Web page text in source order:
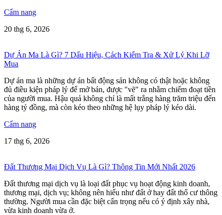
Cẩm nang
20 thg 6, 2026
Dự Án Ma Là Gì? 7 Dấu Hiệu, Cách Kiểm Tra & Xử Lý Khi Lỡ
Mua
Dự án ma là những dự án bất động sản không có thật hoặc không
đủ điều kiện pháp lý để mở bán, được "vẽ" ra nhằm chiếm đoạt tiền
của người mua. Hậu quả không chỉ là mất trắng hàng trăm triệu đến
hàng tỷ đồng, mà còn kéo theo những hệ lụy pháp lý kéo dài.
Cẩm nang
17 thg 6, 2026
Đất Thương Mại Dịch Vụ Là Gì? Thông Tin Mới Nhất 2026
Đất thương mại dịch vụ là loại đất phục vụ hoạt động kinh doanh,
thương mại, dịch vụ; không nên hiểu như đất ở hay đất thổ cư thông
thường. Người mua cần đặc biệt cẩn trọng nếu có ý định xây nhà,
vừa kinh doanh vừa ở.